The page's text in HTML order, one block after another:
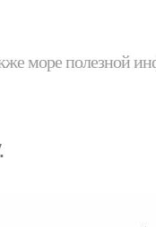
море полезной